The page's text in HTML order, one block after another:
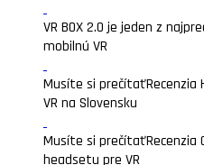
VR BOX 2.0 je jeden z
mobilnú VR
Musíte si prečítaťRecenzia
VR na Slovensku
Musíte si prečítaťRecenzia
headsetu pre VR